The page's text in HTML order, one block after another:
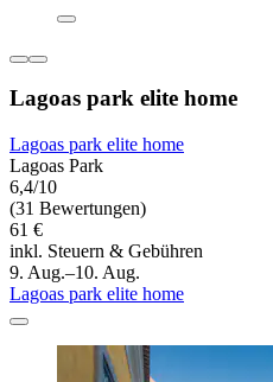
Lagoas park elite home
Lagoas park elite home
Lagoas Park
6,4/10
(31 Bewertungen)
61 €
inkl. Steuern & Gebühren
9. Aug.–10. Aug.
Lagoas park elite home